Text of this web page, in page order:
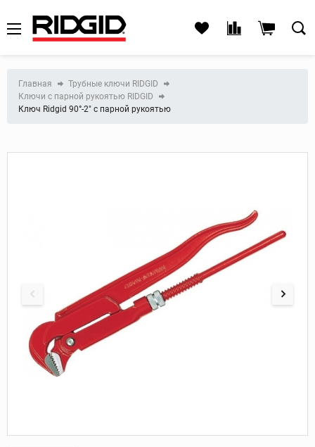
Главная
Трубные ключи RIDGID
Ключи с парной рукоятью RIDGID
Ключ Ridgid 90°-2" с парной рукоятью